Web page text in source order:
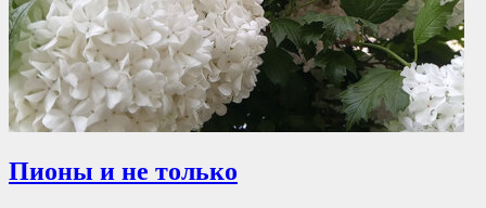
Пионы и не только